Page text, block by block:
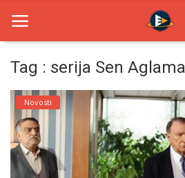
Home
Novosti
TV Serije
Tag : serija Sen
Novosti